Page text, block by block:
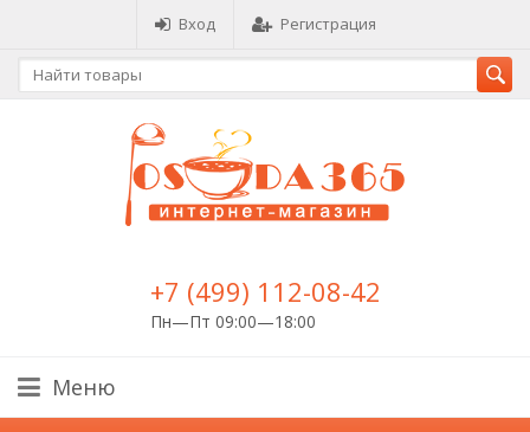
Вход Регистрация
+7 (499) 112-08-42
Пн—Пт 09:00—18:00
Меню